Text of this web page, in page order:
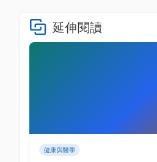
延伸閱讀
健康與醫學